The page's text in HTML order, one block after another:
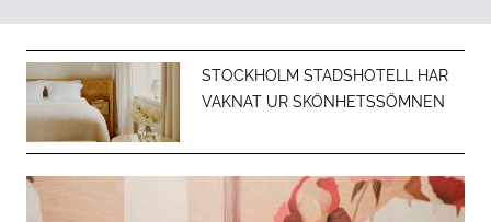
STOCKHOLM STADSHOTELL HAR
VAKNAT UR SKÖNHETSSÖMNEN